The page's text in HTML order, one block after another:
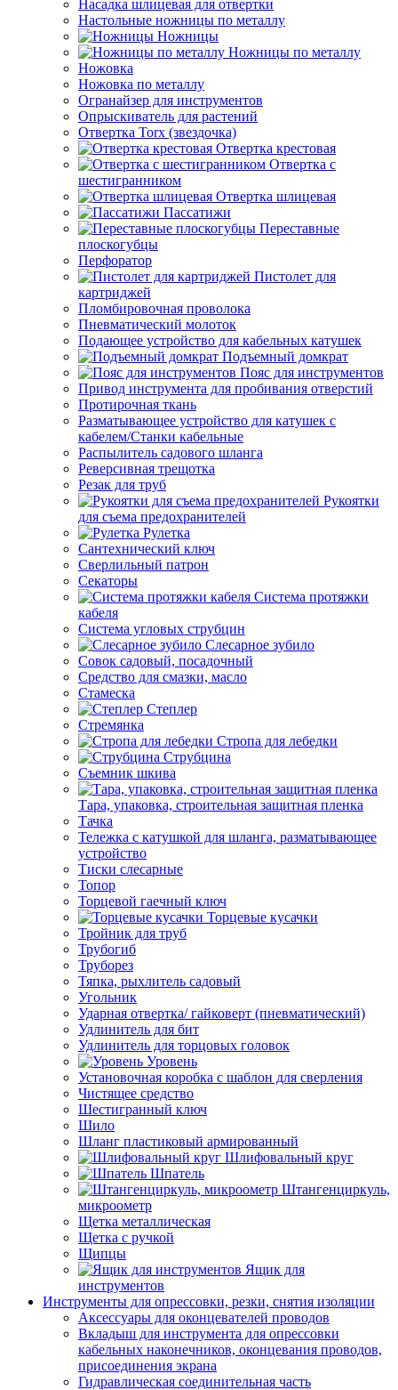
Насадка шлицевая для отвертки
Настольные ножницы по металлу
Ножницы
Ножницы по металлу
Ножовка
Ножовка по металлу
Огранайзер для инструментов
Опрыскиватель для растений
Отвертка Torx (звездочка)
Отвертка крестовая
Отвертка с
шестигранником
Отвертка шлицевая
Пассатижи
Переставные
плоскогубцы
Перфоратор
Пистолет для
картриджей
Пломбировочная проволока
Пневматический молоток
Подающее устройство для кабельных катушек
Подъемный домкрат
Пояс для инструментов
Привод инструмента для пробивания отверстий
Протирочная ткань
Разматывающее устройство для катушек с
кабелем/Станки кабельные
Распылитель садового шланга
Реверсивная трещотка
Резак для труб
Рукоятки
для съема предохранителей
Рулетка
Сантехнический ключ
Сверлильный патрон
Секаторы
Система протяжки
кабеля
Система угловых струбцин
Слесарное зубило
Совок садовый, посадочный
Средство для смазки, масло
Стамеска
Степлер
Стремянка
Стропа для лебедки
Струбцина
Съемник шкива
Тара, упаковка, строительная защитная пленка
Тачка
Тележка с катушкой для шланга, разматывающее
устройство
Тиски слесарные
Топор
Торцевой гаечный ключ
Торцевые кусачки
Тройник для труб
Трубогиб
Труборез
Тяпка, рыхлитель садовый
Угольник
Ударная отвертка/ гайковерт (пневматический)
Удлинитель для бит
Удлинитель для торцовых головок
Уровень
Установочная коробка с шаблон для сверления
Чистящее средство
Шестигранный ключ
Шило
Шланг пластиковый армированный
Шлифовальный круг
Шпатель
Штангенциркуль,
микроометр
Щетка металлическая
Щетка с ручкой
Щипцы
Ящик для
инструментов
Инструменты для опрессовки, резки, снятия изоляции
Аксессуары для оконцевателей проводов
Вкладыш для инструмента для опрессовки
кабельных наконечников, оконцевания проводов,
присоединения экрана
Гидравлическая соединительная часть